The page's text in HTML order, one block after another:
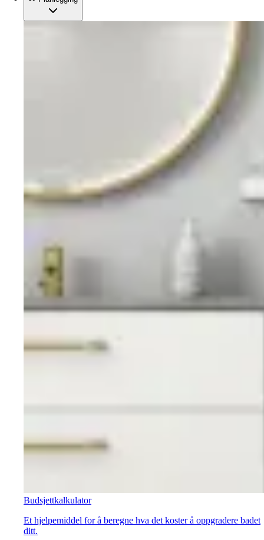
Budsjettkalkulator
Et hjelpemiddel for å beregne hva det koster å oppgradere badet
ditt.